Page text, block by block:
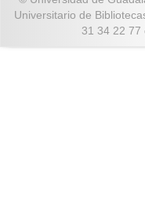
Universitario de
31 34 22 77